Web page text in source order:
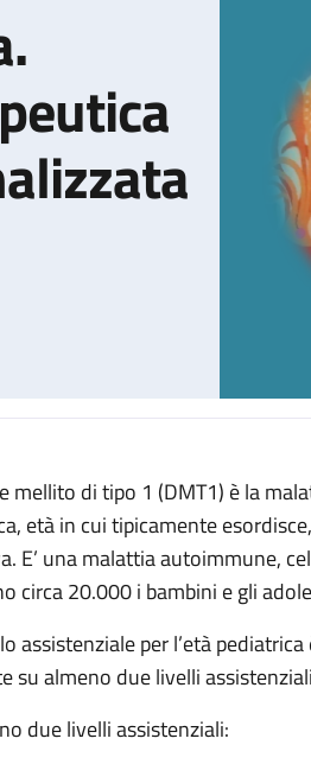
terapeutica alla medicina
mellito di tipo 1 (DMT1) è la
età in cui tipicamente
E’ una malattia autoimmune,
circa 20.000 i bambini e gli
assistenziale per l’età
su almeno due livelli
due livelli assistenziali: